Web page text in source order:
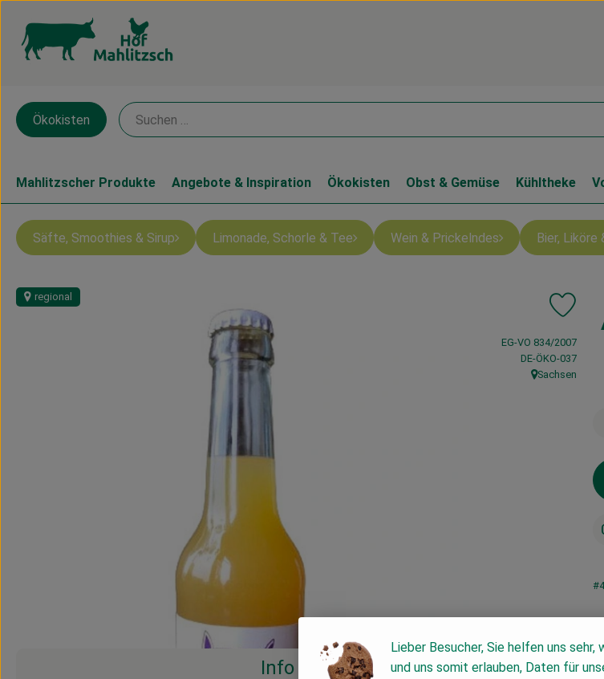
Ökokisten
Mahlitzscher Produkte Angebote & Inspiration Ökokisten Obst & Gemüse Kühltheke
Säfte, Smoothies & Sirup Limonade, Schorle & Tee Wein & Prickelndes Bier, Liköre
regional
, Verband:
EG-VO 834/2007
, Kontrollstelle:
DE-ÖKO-037
, Herkunft:
Sachsen
Info
Lieber Besucher, Sie helfen uns sehr,
und uns somit erlauben, Daten für